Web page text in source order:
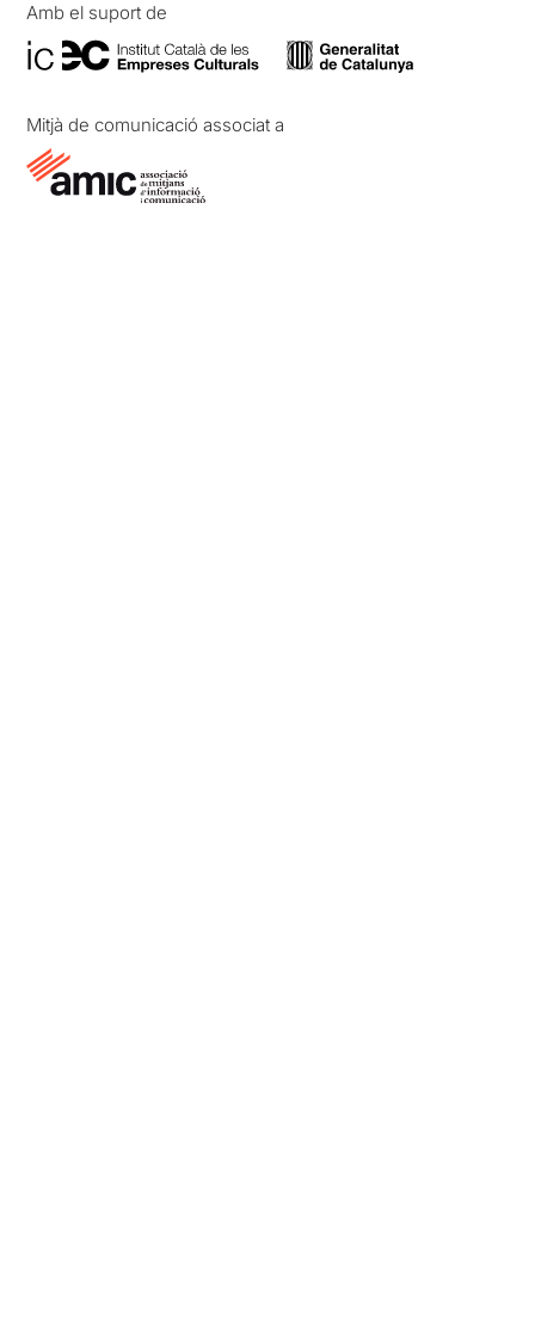
Amb el suport de
Mitjà de comunicació associat a